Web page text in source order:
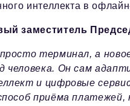
интеллекта в
заместитель
терминал, а
человека. Он сам
и цифровые
приёма